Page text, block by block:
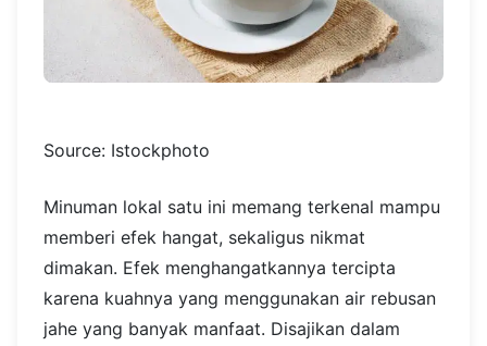
Source: Istockphoto
Minuman lokal satu ini memang terkenal mampu
memberi efek hangat, sekaligus nikmat
dimakan. Efek menghangatkannya tercipta
karena kuahnya yang menggunakan air rebusan
jahe yang banyak manfaat. Disajikan dalam